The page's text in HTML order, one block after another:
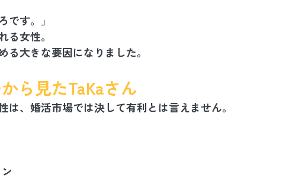
です。」
る女性。
る大きな要因になりました。
ら見たTaKaさん
は、婚活市場では決して有利とは言えません。